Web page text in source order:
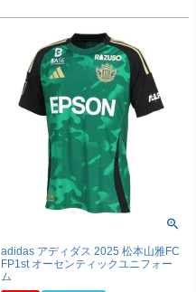
adidas アディダス 2025 松本山雅FC
FP1st オーセンティックユニフォー
ム